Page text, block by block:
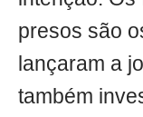
presos são
lançaram a
também